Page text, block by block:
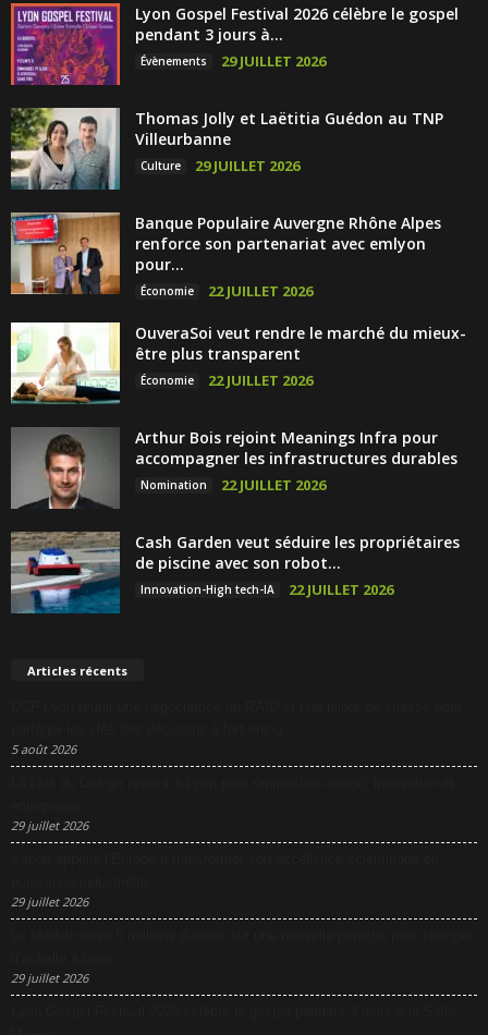
Lyon Gospel Festival 2026 célèbre le gospel
pendant 3 jours à...
Évènements 29 JUILLET 2026
Thomas Jolly et Laëtitia Guédon au TNP
Villeurbanne
Culture 29 JUILLET 2026
Banque Populaire Auvergne Rhône Alpes
renforce son partenariat avec emlyon
pour...
Économie 22 JUILLET 2026
OuveraSoi veut rendre le marché du mieux-
être plus transparent
Économie 22 JUILLET 2026
Arthur Bois rejoint Meanings Infra pour
accompagner les infrastructures durables
Nomination 22 JUILLET 2026
Cash Garden veut séduire les propriétaires
de piscine avec son robot...
Innovation-High tech-IA 22 JUILLET 2026
Articles récents
5 août 2026
29 juillet 2026
29 juillet 2026
29 juillet 2026